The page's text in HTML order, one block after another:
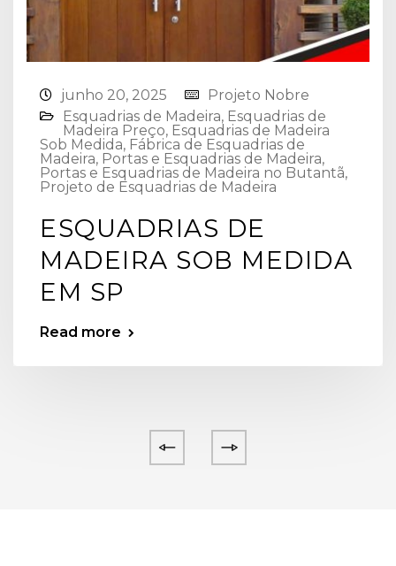
junho 20, 2025
Projeto Nobre
Esquadrias de Madeira⁠, Esquadrias de
Madeira Preço, Esquadrias de Madeira
Sob Medida, Fábrica de Esquadrias de
Madeira, Portas e Esquadrias de Madeira,
Portas e Esquadrias de Madeira no Butantã,
Projeto de Esquadrias de Madeira
ESQUADRIAS DE
MADEIRA SOB MEDIDA
EM SP
Read more